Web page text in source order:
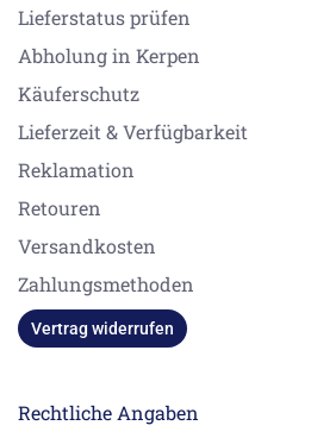
Lieferstatus prüfen
Abholung in Kerpen
Käuferschutz
Lieferzeit & Verfügbarkeit
Reklamation
Retouren
Versandkosten
Zahlungsmethoden
Vertrag widerrufen
Rechtliche Angaben